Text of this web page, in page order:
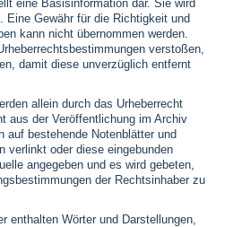
eine Basisinformation dar. Sie wird
Eine Gewähr für die Richtigkeit und
kann nicht übernommen werden.
verstoßen,
damit diese unverzüglich entfernt
allein durch das Urheberrecht
aus der Veröffentlichung im Archiv
auf bestehende Notenblätter und
verlinkt oder diese eingebunden
angegeben und es wird gebeten,
der Rechtsinhaber zu
enthalten Wörter und Darstellungen,